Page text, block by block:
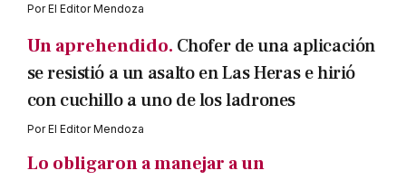
PorEl Editor Mendoza
Un aprehendido. Chofer de una aplicación
se resistió a un asalto en Las Heras e hirió
con cuchillo a uno de los ladrones
PorEl Editor Mendoza
Lo obligaron a manejar a un